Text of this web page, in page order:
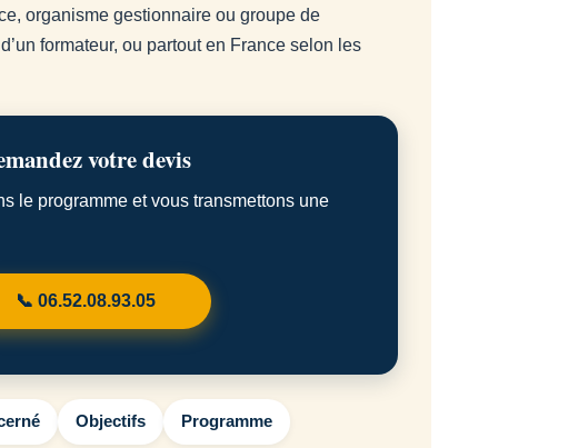
organisme gestionnaire ou groupe de
formateur, ou partout en France selon les
votre devis
le programme et vous transmettons une
📞 06.52.08.93.05
Objectifs Programme